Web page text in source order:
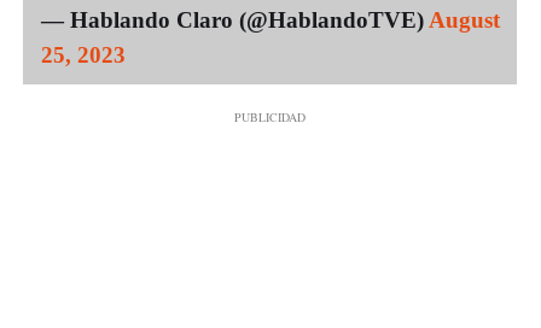
— Hablando Claro (@HablandoTVE)August
25, 2023